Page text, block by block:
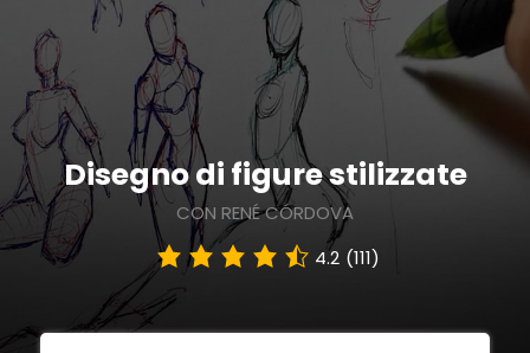
Disegno di figure stilizzate
CON RENÉ CÓRDOVA
4.2 (111)